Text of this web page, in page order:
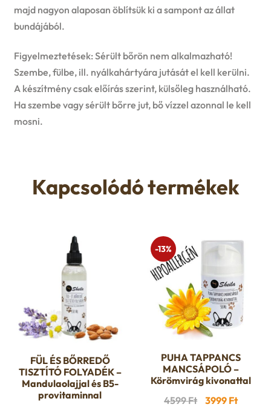
majd nagyon alaposan öblítsük ki a sampont az állat
bundájából.
Figyelmeztetések: Sérült bőrön nem alkalmazható!
Szembe, fülbe, ill. nyálkahártyára jutását el kell kerülni.
A készítmény csak előírás szerint, külsőleg használható.
Ha szembe vagy sérült bőrre jut, bő vízzel azonnal le kell
mosni.
Kapcsolódó termékek
FÜL ÉS BŐRREDŐ
TISZTÍTÓ FOLYADÉK –
Mandulaolajjal és B5-
provitaminnal
-13%
PUHA TAPPANCS
MANCSÁPOLÓ –
Körömvirág kivonattal
4599Ft
Original
3999 Ft